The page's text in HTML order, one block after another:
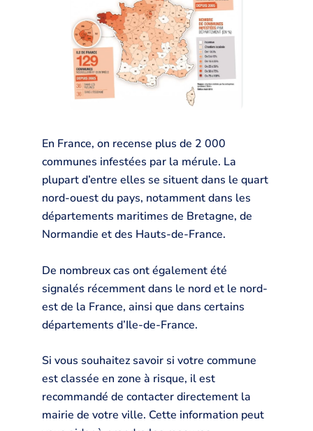
En France, on recense plus de 2 000
communes infestées par la mérule. La
plupart d’entre elles se situent dans le quart
nord-ouest du pays, notamment dans les
départements maritimes de Bretagne, de
Normandie et des Hauts-de-France.
De nombreux cas ont également été
signalés récemment dans le nord et le nord-
est de la France, ainsi que dans certains
départements d’Ile-de-France.
Si vous souhaitez savoir si votre commune
est classée en zone à risque, il est
recommandé de contacter directement la
mairie de votre ville. Cette information peut